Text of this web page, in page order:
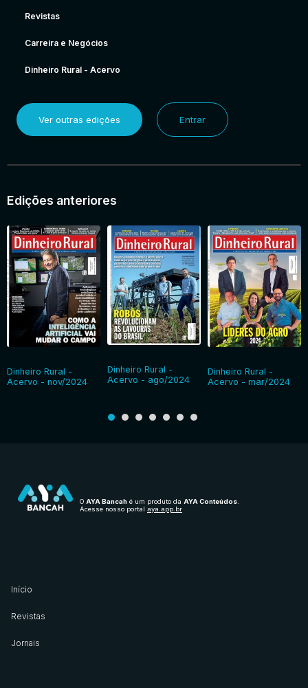
Revistas
Carreira e Negócios
Dinheiro Rural - Acervo
Ver outras edições Entrar
Edições anteriores
Dinheiro Rural -
Acervo - nov/2024
Dinheiro Rural -
Acervo - ago/2024
Dinheiro Rural -
Acervo - mar/2024
O AYA Bancah é um produto da AYA Conteúdos
Acesse nosso portal aya.app.br
Início
Revistas
Jornais